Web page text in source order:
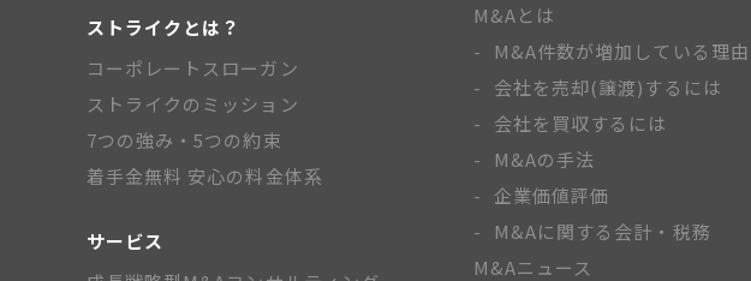
ストライクとは？
コーポレートスローガン
ストライクのミッション
7つの強み・5つの約束
着手金無料 安心の料金体系
サービス
M&Aとは
M&A件数が増加している理由
会社を売却(譲渡)するには
会社を買収するには
M&Aの手法
企業価値評価
M&Aに関する会計・税務
M&Aニュース